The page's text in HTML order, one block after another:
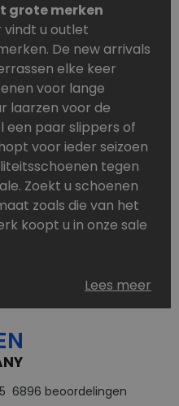
grote merken
vindt u outlet
De new arrivals
elke keer
voor lange
laarzen voor de
een paar slippers of
voor ieder seizoen
tegen
Zoekt u schoenen
zoals die van het
koopt u in onze sale
Goedkope
van topmerken,
u altijd wel een
u in onze online
Lees meer
6896 beoordelingen